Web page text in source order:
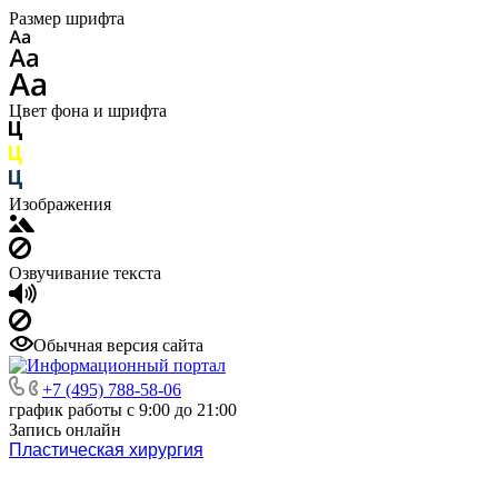
Размер шрифта
Цвет фона и шрифта
Изображения
Озвучивание текста
Обычная версия сайта
+7 (495) 788-58-06
график работы с 9:00 до 21:00
Запись онлайн
Пластическая хирургия